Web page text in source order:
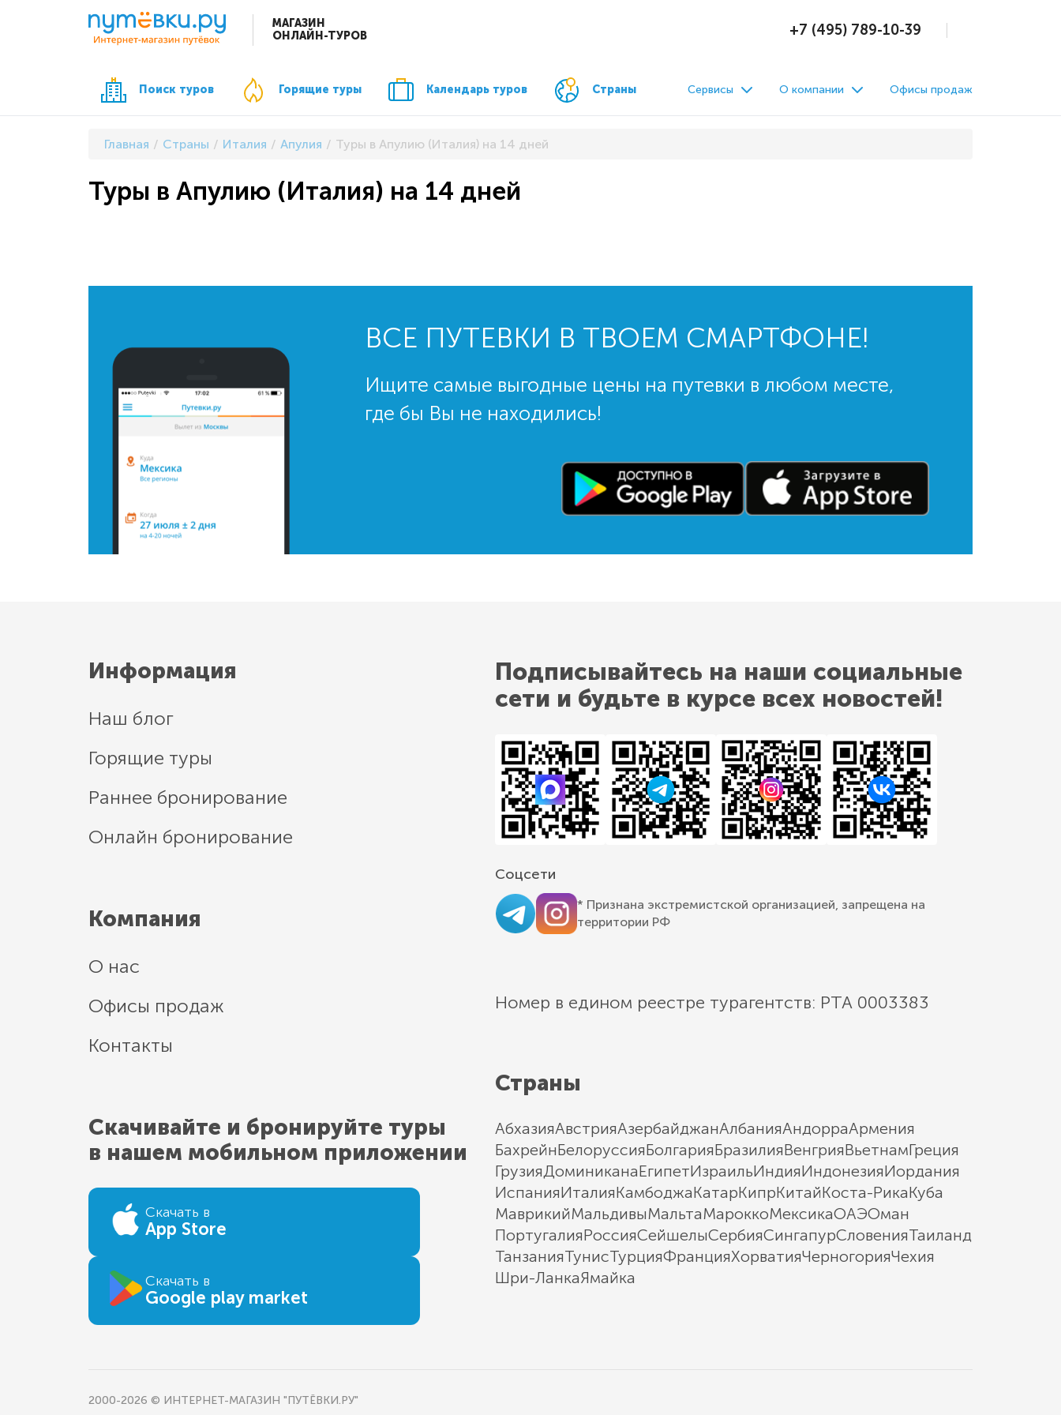
МАГАЗИН
ОНЛАЙН-ТУРОВ
+7 (495) 789-10-39
Поиск туров Горящие туры Календарь туров Страны Сервисы О компании Офисы продаж
Главная Страны Италия Апулия Туры в Апулию (Италия) на 14 дней
Туры в Апулию (Италия) на 14 дней
ВСЕ ПУТЕВКИ В ТВОЕМ СМАРТФОНЕ!
Ищите самые выгодные цены на путевки в любом месте,
где бы Вы не находились!
Информация
Наш блог
Горящие туры
Раннее бронирование
Онлайн бронирование
Компания
О нас
Офисы продаж
Контакты
Скачивайте и бронируйте туры
в нашем мобильном приложении
Скачать в
App Store
Скачать в
Google play market
Подписывайтесь на наши социальные
сети и будьте в курсе всех новостей!
Соцсети
* Признана экстремистской организацией, запрещена на
территории РФ
Номер в едином реестре турагентств: РТА 0003383
Страны
АбхазияАвстрияАзербайджанАлбанияАндорраАрмения
БахрейнБелоруссияБолгарияБразилияВенгрияВьетнамГреция
ГрузияДоминиканаЕгипетИзраильИндияИндонезияИордания
ИспанияИталияКамбоджаКатарКипрКитайКоста-РикаКуба
МаврикийМальдивыМальтаМароккоМексикаОАЭОман
ПортугалияРоссияСейшелыСербияСингапурСловенияТаиланд
ТанзанияТунисТурцияФранцияХорватияЧерногорияЧехия
Шри-ЛанкаЯмайка
2000-2026 © ИНТЕРНЕТ-МАГАЗИН "ПУТЁВКИ.РУ"